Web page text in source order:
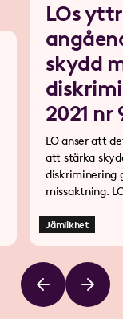
LOs
skydd
2021 nr
LO anser att
att stärka
diskriminering
missaktning. LO anser
närmare i relation till det straffrättsliga
ny reglering om
avvägas i
och
Jämlikhet